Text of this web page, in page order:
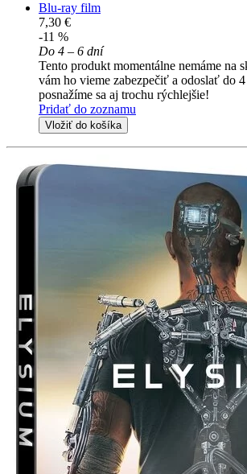
Blu-ray film
7,30 €
-11 %
Do 4 – 6 dní
Tento produkt momentálne nemáme na
vám ho vieme zabezpečiť a odoslať do
posnažíme sa aj trochu rýchlejšie!
Pridať do zoznamu
Vložiť do košíka